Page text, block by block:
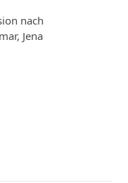
nach
Jena